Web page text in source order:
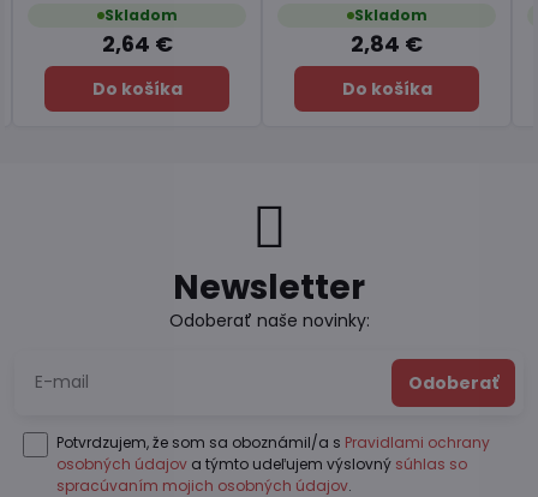
Skladom
7,45 €
Do košíka
Skladom
6,49 €
Do košíka
Newsletter
Odoberať naše novinky:
Odoberať
Potvrdzujem, že som sa oboznámil/a s Pravidlami ochrany
osobných údajov a týmto udeľujem výslovný súhlas so
spracúvaním mojich osobných údajov.